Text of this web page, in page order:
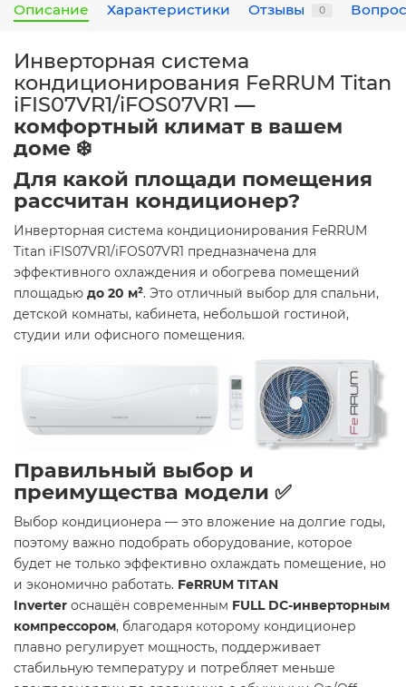
Описание Характеристики Отзывы 0
Инверторная система
кондиционирования FeRRUM Titan
iFIS07VR1/iFOS07VR1 —
комфортный климат в вашем
доме ❄️
Для какой площади помещения
рассчитан кондиционер?
Инверторная система кондиционирования FeRRUM
Titan iFIS07VR1/iFOS07VR1 предназначена для
эффективного охлаждения и обогрева помещений
площадью до 20 м². Это отличный выбор для спальни,
детской комнаты, кабинета, небольшой гостиной,
студии или офисного помещения.
Правильный выбор и
преимущества модели ✅
Выбор кондиционера — это вложение на долгие годы,
поэтому важно подобрать оборудование, которое
будет не только эффективно охлаждать помещение, но
и экономично работать. FeRRUM TITAN
Inverter оснащён современным FULL DC-инверторным
компрессором, благодаря которому кондиционер
плавно регулирует мощность, поддерживает
стабильную температуру и потребляет меньше